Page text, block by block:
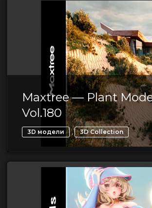
Maxtree — Plant
Vol.180
3D модели , 3D Collection